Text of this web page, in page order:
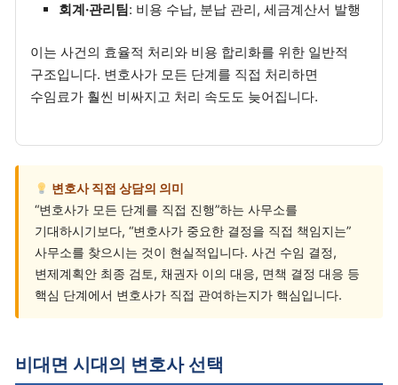
회계·관리팀: 비용 수납, 분납 관리, 세금계산서 발행
이는 사건의 효율적 처리와 비용 합리화를 위한 일반적
구조입니다. 변호사가 모든 단계를 직접 처리하면
수임료가 훨씬 비싸지고 처리 속도도 늦어집니다.
변호사 직접 상담의 의미
“변호사가 모든 단계를 직접 진행”하는 사무소를
기대하시기보다, “변호사가 중요한 결정을 직접 책임지는”
사무소를 찾으시는 것이 현실적입니다. 사건 수임 결정,
변제계획안 최종 검토, 채권자 이의 대응, 면책 결정 대응 등
핵심 단계에서 변호사가 직접 관여하는지가 핵심입니다.
비대면 시대의 변호사 선택